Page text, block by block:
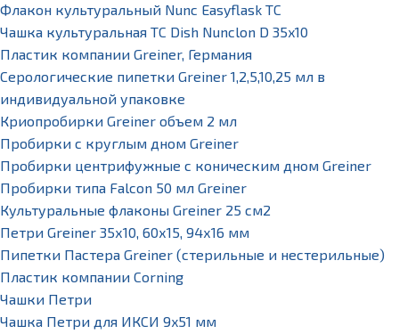
Флакон культуральный Nunc Easyflask TC
Чашка культуральная TC Dish Nunclon D 35x10
Пластик компании Greiner, Германия
Серологические пипетки Greiner 1,2,5,10,25 мл в
индивидуальной упаковке
Криопробирки Greiner объем 2 мл
Пробирки с круглым дном Greiner
Пробирки центрифужные с коническим дном Greiner
Пробирки типа Falcon 50 мл Greiner
Культуральные флаконы Greiner 25 см2
Петри Greiner 35х10, 60х15, 94х16 мм
Пипетки Пастера Greiner (стерильные и нестерильные)
Пластик компании Corning
Чашки Петри
Чашка Петри для ИКСИ 9x51 мм